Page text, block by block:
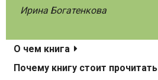
Ирина Богатенкова
О чем книга
Почему книгу стоит прочитать